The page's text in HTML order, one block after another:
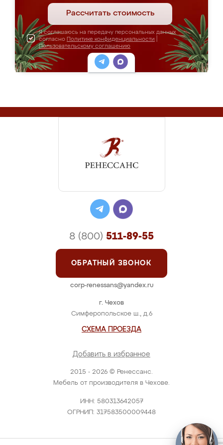
Рассчитать стоимость
Я соглашаюсь на передачу персональных данных
согласно Политике конфиденциальности
Пользовательскому соглашению
2015 - 2026 © Ренессанс.
Мебель от производителя в Чехове.
ИНН: 580313642057
ОГРНИП: 317583500009448
г. Чехов
Симферопольское ш., д.6
СХЕМА ПРОЕЗДА
Добавить в избранное
8 (800) 511-89-55
ОБРАТНЫЙ ЗВОНОК
corp-renessans@yandex.ru